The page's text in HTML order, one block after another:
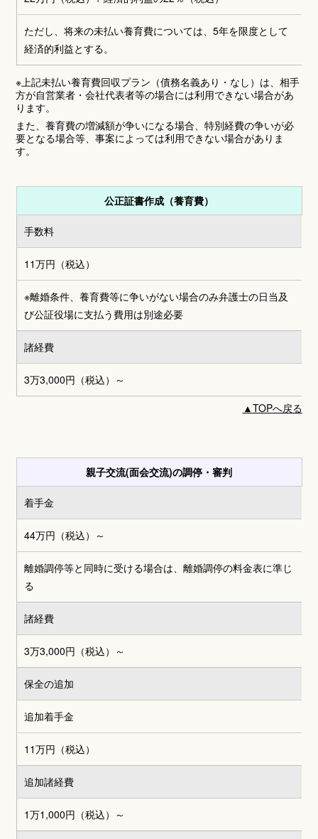
ただし、将来の未払い養育費については、5年を限度として
経済的利益とする。
※上記未払い養育費回収プラン（債務名義あり・なし）は、相手
方が自営業者・会社代表者等の場合には利用できない場合があ
ります。
また、養育費の増減額が争いになる場合、特別経費の争いが必
要となる場合等、事案によっては利用できない場合がありま
す。
公正証書作成（養育費）
手数料
11万円 （税込）
※離婚条件、養育費等に争いがない場合のみ弁護士の日当及
び公証役場に支払う費用は別途必要
諸経費
3万3,000円 （税込）～
▲TOPへ戻る
親子交流(面会交流)の調停・審判
着手金
44万円 （税込）～
離婚調停等と同時に受ける場合は、離婚調停の料金表に準じ
る
諸経費
3万3,000円 （税込）～
保全の追加
追加着手金
11万円（税込）
追加諸経費
1万1,000円（税込）～